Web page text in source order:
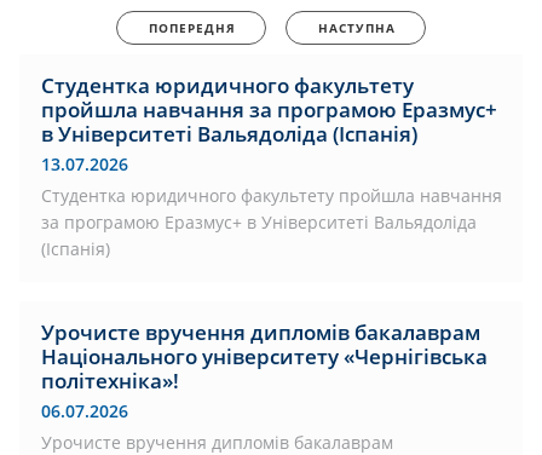
ПОПЕРЕДНЯ НАСТУПНА
Студентка юридичного факультету
пройшла навчання за програмою Еразмус+
в Університеті Вальядоліда (Іспанія)
13.07.2026
Студентка юридичного факультету пройшла навчання
за програмою Еразмус+ в Університеті Вальядоліда
(Іспанія)
Урочисте вручення дипломів бакалаврам
Національного університету «Чернігівська
політехніка»!
06.07.2026
Урочисте вручення дипломів бакалаврам